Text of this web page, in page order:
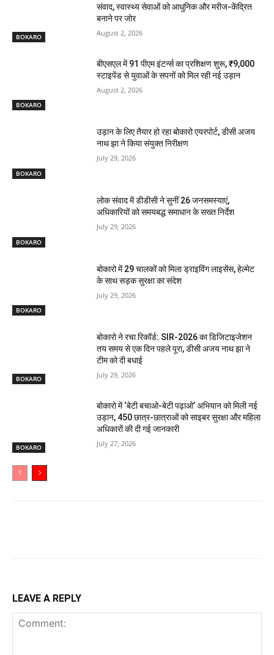
BOKARO
संवाद, स्वास्थ्य सेवाओं को आधुनिक और मरीज-केंद्रित
बनाने पर जोर
August 2, 2026
BOKARO
बीएसएल में 91 पीएम इंटर्न्स का प्रशिक्षण शुरू, ₹9,000
स्टाइपेंड से युवाओं के सपनों को मिल रही नई उड़ान
August 2, 2026
BOKARO
उड़ान के लिए तैयार हो रहा बोकारो एयरपोर्ट, डीसी अजय
नाथ झा ने किया संयुक्त निरीक्षण
July 29, 2026
BOKARO
लोक संवाद में डीडीसी ने सुनीं 26 जनसमस्याएं,
अधिकारियों को समयबद्ध समाधान के सख्त निर्देश
July 29, 2026
BOKARO
बोकारो में 29 चालकों को मिला ड्राइविंग लाइसेंस, हेल्मेट
के साथ सड़क सुरक्षा का संदेश
July 29, 2026
BOKARO
बोकारो ने रचा रिकॉर्ड: SIR-2026 का डिजिटाइजेशन
तय समय से एक दिन पहले पूरा, डीसी अजय नाथ झा ने
टीम को दी बधाई
July 29, 2026
BOKARO
बोकारो में ‘बेटी बचाओ-बेटी पढ़ाओ’ अभियान को मिली नई
उड़ान, 450 छात्र-छात्राओं को साइबर सुरक्षा और महिला
अधिकारों की दी गई जानकारी
July 27, 2026
LEAVE A REPLY